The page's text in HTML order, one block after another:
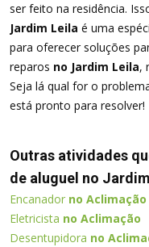
ser feito na residência.
Jardim Leila é uma
para oferecer soluções
reparos no Jardim Leila,
Seja lá qual for o
está pronto para resolver!
Outras atividades
de aluguel no
Encanador no Aclimação
Eletricista no Aclimação
Desentupidora no